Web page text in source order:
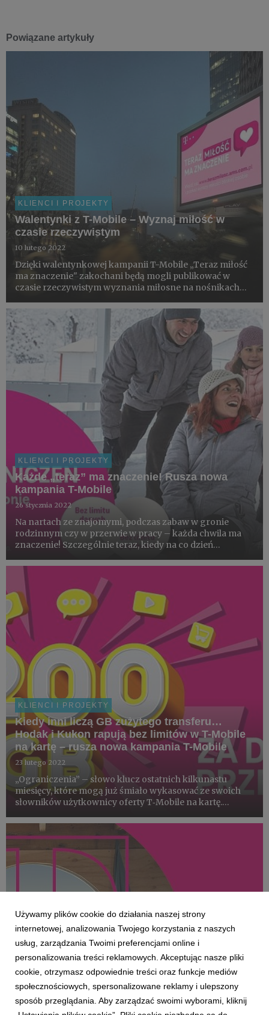
Powiązane artykuły
KLIENCI I PROJEKTY
Walentynki z T-Mobile – Wyznaj miłość w
czasie rzeczywistym
10 lutego 2022
Dzięki walentynkowej kampanii T-Mobile „Teraz miłość
ma znaczenie" zakochani będą mogli publikować w
czasie rzeczywistym wyznania miłosne na nośnikach
Poznaniu, Warszawie i we Wrocławiu.
KLIENCI I PROJEKTY
Każde „teraz” ma znaczenie! Rusza nowa
kampania T-Mobile
26 stycznia 2022
Na nartach ze znajomymi, podczas zabaw w gronie
rodzinnym czy w przerwie w pracy – każda chwila ma
znaczenie! Szczególnie teraz, kiedy na co dzień
pomóc klientom żyć bez limitów i przeżywać wyjątkowe
momenty z bliskimi,...
KLIENCI I PROJEKTY
Kiedy inni liczą GB zużytego transferu…
Hodak i Kukon rapują bez limitów w T-Mobile
na kartę – rusza nowa kampania T-Mobile
23 lutego 2022
„Ograniczenia” – słowo klucz ostatnich kilkunastu
miesięcy, które mogą już śmiało wykasować ze swoich
słowników użytkownicy oferty T‑Mobile na kartę.
przez rok mogą robić to, co teraz ma dla nich znaczenie
– niezależ...
KLIENCI I PROJEKTY
W T-Mobile „teraz ma znaczenie” – startuje
wizerunkowa kampania w nowej platformie
komunikacji
Używamy plików cookie do działania naszej strony
internetowej, analizowania Twojego korzystania z naszych
usług, zarządzania Twoimi preferencjami online i
personalizowania treści reklamowych. Akceptując nasze pliki
cookie, otrzymasz odpowiednie treści oraz funkcje mediów
społecznościowych, spersonalizowane reklamy i ulepszony
sposób przeglądania. Aby zarządzać swoimi wyborami, kliknij